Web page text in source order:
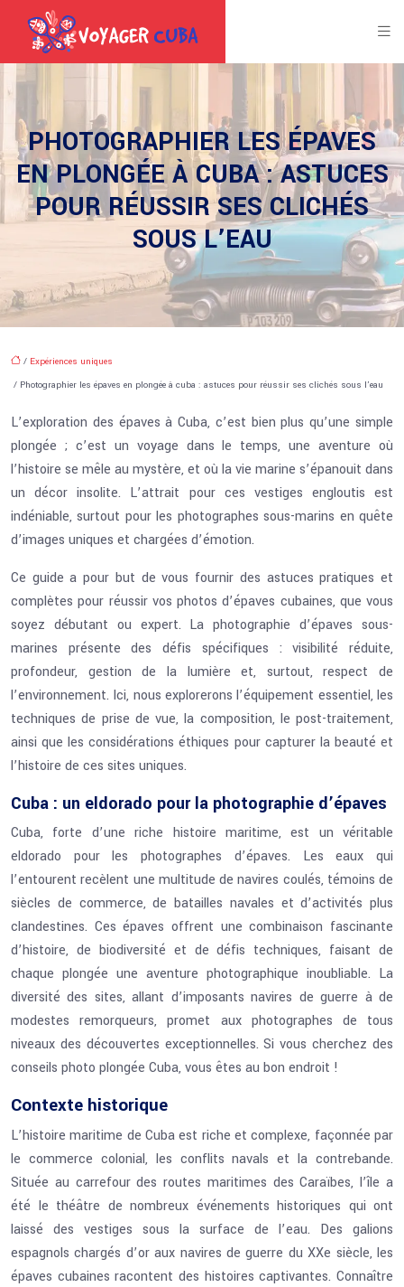
PHOTOGRAPHIER LES ÉPAVES
EN PLONGÉE À CUBA : ASTUCES
POUR RÉUSSIR SES CLICHÉS
SOUS L’EAU
/ Expériences uniques
/ Photographier les épaves en plongée à cuba : astuces pour réussir ses clichés sous l’eau
L’exploration des épaves à Cuba, c’est bien plus qu’une simple
plongée ; c’est un voyage dans le temps, une aventure où
l’histoire se mêle au mystère, et où la vie marine s’épanouit dans
un décor insolite. L’attrait pour ces vestiges engloutis est
indéniable, surtout pour les photographes sous-marins en quête
d’images uniques et chargées d’émotion.
Ce guide a pour but de vous fournir des astuces pratiques et
complètes pour réussir vos photos d’épaves cubaines, que vous
soyez débutant ou expert. La photographie d’épaves sous-
marines présente des défis spécifiques : visibilité réduite,
profondeur, gestion de la lumière et, surtout, respect de
l’environnement. Ici, nous explorerons l’équipement essentiel, les
techniques de prise de vue, la composition, le post-traitement,
ainsi que les considérations éthiques pour capturer la beauté et
l’histoire de ces sites uniques.
Cuba : un eldorado pour la photographie d’épaves
Cuba, forte d’une riche histoire maritime, est un véritable
eldorado pour les photographes d’épaves. Les eaux qui
l’entourent recèlent une multitude de navires coulés, témoins de
siècles de commerce, de batailles navales et d’activités plus
clandestines. Ces épaves offrent une combinaison fascinante
d’histoire, de biodiversité et de défis techniques, faisant de
chaque plongée une aventure photographique inoubliable. La
diversité des sites, allant d’imposants navires de guerre à de
modestes remorqueurs, promet aux photographes de tous
niveaux des découvertes exceptionnelles. Si vous cherchez des
conseils photo plongée Cuba, vous êtes au bon endroit !
Contexte historique
L’histoire maritime de Cuba est riche et complexe, façonnée par
le commerce colonial, les conflits navals et la contrebande.
Située au carrefour des routes maritimes des Caraïbes, l’île a
été le théâtre de nombreux événements historiques qui ont
laissé des vestiges sous la surface de l’eau. Des galions
espagnols chargés d’or aux navires de guerre du XXe siècle, les
épaves cubaines racontent des histoires captivantes. Connaître